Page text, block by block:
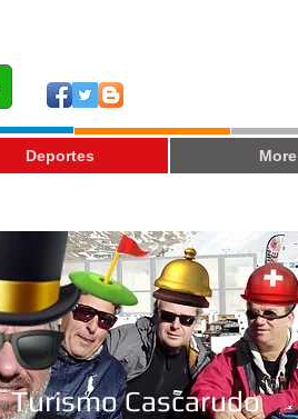
Deportes More
Turismo Cascarudo